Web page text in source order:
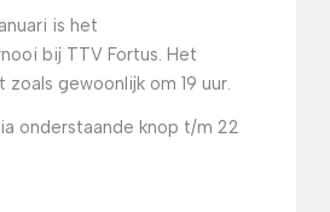
is het
bij TTV Fortus. Het
gewoonlijk om 19 uur.
onderstaande knop t/m 22